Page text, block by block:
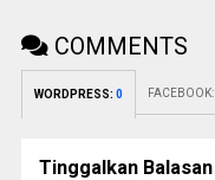
COMMENTS
WORDPRESS: 0 FACEBOOK:
Tinggalkan Balasan